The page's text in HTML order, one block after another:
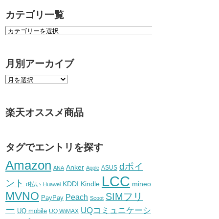
カテゴリ一覧
月別アーカイブ
楽天オススメ商品
タグでエントリを探す
Amazon ANA Anker Apple ASUS dポイ
ント
d払い Huawei KDDI Kindle LCC mineo
MVNO PayPay Peach Scoot SIMフリ
ー UQ mobile UQ WiMAX UQコミュニケーシ